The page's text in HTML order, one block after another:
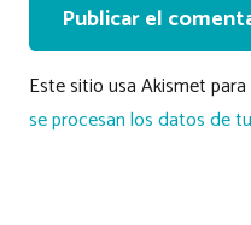
Publicar el
Este sitio usa Akismet
se procesan los datos de